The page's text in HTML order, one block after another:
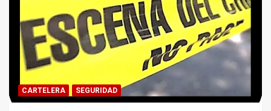
CARTELERA SEGURIDAD